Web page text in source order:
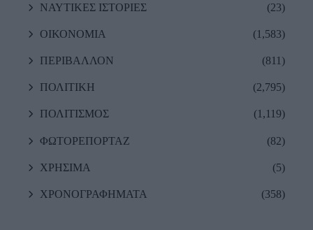
ΝΑΥΤΙΚΕΣ ΙΣΤΟΡΙΕΣ (23)
ΟΙΚΟΝΟΜΙΑ (1,583)
ΠΕΡΙΒΑΛΛΟΝ (811)
ΠΟΛΙΤΙΚΗ (2,795)
ΠΟΛΙΤΙΣΜΟΣ (1,119)
ΦΩΤΟΡΕΠΟΡΤΑΖ (82)
ΧΡΗΣΙΜΑ (5)
ΧΡΟΝΟΓΡΑΦΗΜΑΤΑ (358)